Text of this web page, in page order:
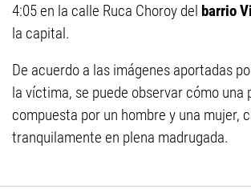
4:05 en la calle Ruca Choroy del barrio
la capital.
De acuerdo a las imágenes aportadas
la víctima, se puede observar cómo una
compuesta por un hombre y una mujer,
tranquilamente en plena madrugada.